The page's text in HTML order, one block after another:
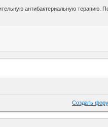
антибактериальную
Создать